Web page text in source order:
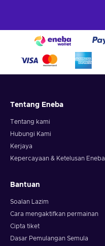
Tentang Eneba
Tentang kami
Hubungi Kami
Kerjaya
Kepercayaan & Ketelusan Eneba
Bantuan
Soalan Lazim
Cara mengaktifkan permainan
Cipta tiket
Dasar Pemulangan Semula